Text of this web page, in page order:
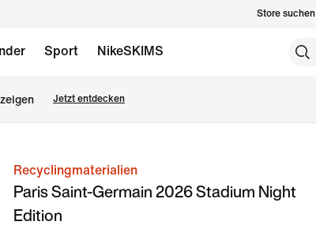
Store suchen
Sport NikeSKIMS
Jetzt entdecken
1Recyclingmaterialien
Paris Saint-Germain 2026 Stadium Night
Edition